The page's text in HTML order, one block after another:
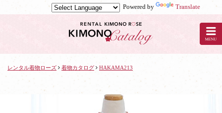
Powered by
Translate
ル
レンタル着物ローズ 着物カタログ HAKAMA213